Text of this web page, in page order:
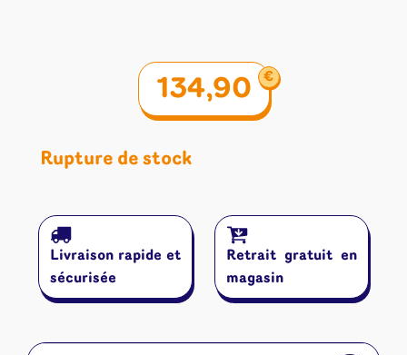
134,90 €
Rupture de stock
Livraison rapide et
sécurisée
Retrait gratuit en
magasin